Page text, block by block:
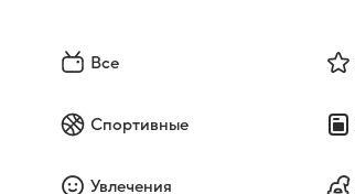
Все
Спортивные
Увлечения